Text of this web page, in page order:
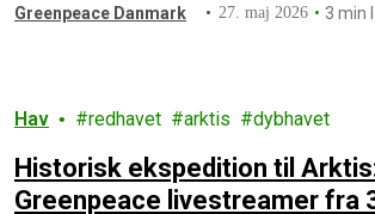
beskeden. Greenpeace ønsker at stoppe
Greenpeace Danmark 27. maj 2026 3 min
Hav redhavet arktis dybhavet
Historisk ekspedition til
Greenpeace livestreamer fra